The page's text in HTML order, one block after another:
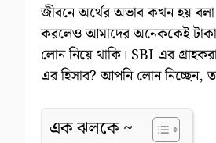
জীবনে অর্থের অভাব কখন হয়
করলেও আমাদের অনেককেই টাকা
লোন নিয়ে থাকি। SBI এর
এর হিসাব? আপনি লোন নিচ্ছেন,
এক ঝলকে ~